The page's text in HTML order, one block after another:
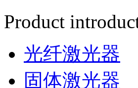
Product
光纤激光器
固体激光器